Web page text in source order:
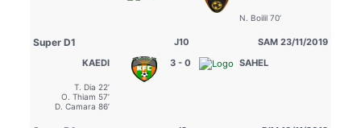
N. Boilil 70’
Super D1 J10
SAM 23/11/2019
KAEDI
T. Dia 22’
O. Thiam 57’
D. Camara 86’
3 - 0 SAHEL